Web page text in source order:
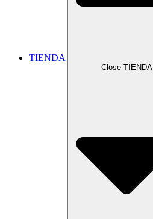
TIENDA
Close TIENDA